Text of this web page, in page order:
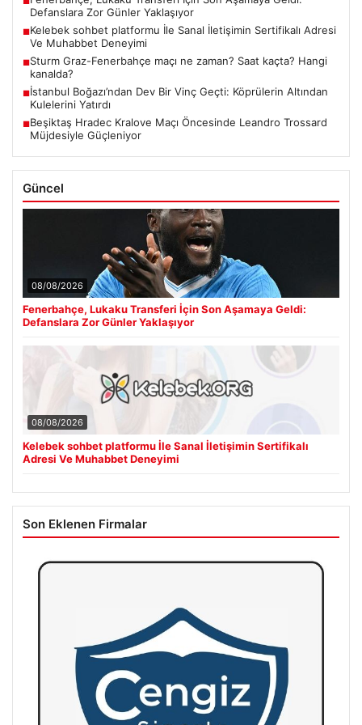
Defanslara Zor Günler Yaklaşıyor
■Kelebek sohbet platformu İle Sanal İletişimin Sertifikalı Adresi
Ve Muhabbet Deneyimi
■Sturm Graz-Fenerbahçe maçı ne zaman? Saat kaçta? Hangi
kanalda?
■İstanbul Boğazı’ndan Dev Bir Vinç Geçti: Köprülerin Altından
Kulelerini Yatırdı
■Beşiktaş Hradec Kralove Maçı Öncesinde Leandro Trossard
Müjdesiyle Güçleniyor
Güncel
08/08/2026
Fenerbahçe, Lukaku Transferi İçin Son Aşamaya Geldi:
Defanslara Zor Günler Yaklaşıyor
08/08/2026
Kelebek sohbet platformu İle Sanal İletişimin Sertifikalı
Adresi Ve Muhabbet Deneyimi
Son Eklenen Firmalar